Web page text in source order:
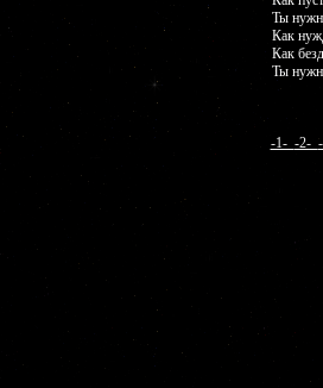
Ты
Как
Как
Ты
-1- -2-